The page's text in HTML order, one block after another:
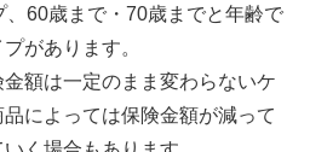
60歳まで・70歳までと年齢で
があります。
額は一定のまま変わらないケ
によっては保険金額が減って